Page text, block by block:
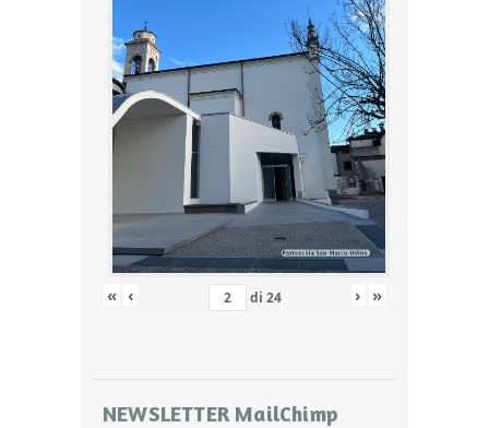
« ‹ di 24 › »
NEWSLETTER MailChimp